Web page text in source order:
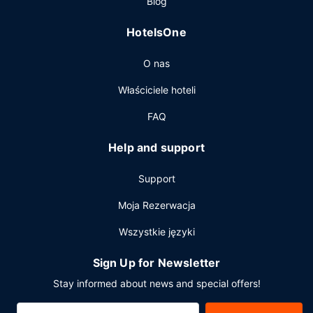
Radcliff, motel oferuje pomieszczenia konferencyjne oraz
stopy kwadratowe). Udogodnienia na miejscu to bezpłatne
HotelsOne
O nas
Właściciele hoteli
FAQ
Help and support
Support
Moja Rezerwacja
Wszystkie języki
Sign Up for Newsletter
Stay informed about news and special offers!